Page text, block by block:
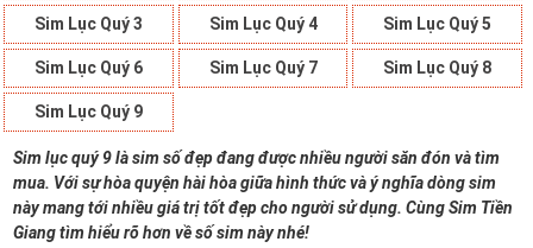
Sim Lục Quý 3 Sim Lục Quý 4 Sim Lục Quý 5
Sim Lục Quý 6 Sim Lục Quý 7 Sim Lục Quý 8
Sim Lục Quý 9
Sim lục quý 9 là sim số đẹp đang được nhiều người săn đón và tìm
mua. Với sự hòa quyện hài hòa giữa hình thức và ý nghĩa dòng sim
này mang tới nhiều giá trị tốt đẹp cho người sử dụng. Cùng Sim Tiền
Giang tìm hiểu rõ hơn về số sim này nhé!